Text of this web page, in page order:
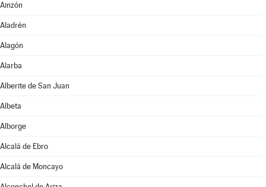
Ainzón
Aladrén
Alagón
Alarba
Alberite de San Juan
Albeta
Alborge
Alcalá de Ebro
Alcalá de Moncayo